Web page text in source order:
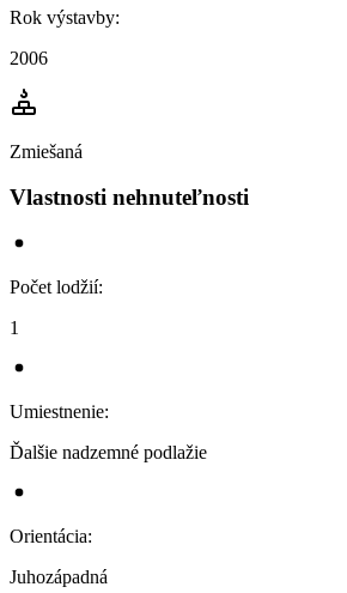
Rok výstavby:
2006
Zmiešaná
Vlastnosti nehnuteľnosti
Počet lodžií:
1
Umiestnenie:
Ďalšie nadzemné podlažie
Orientácia:
Juhozápadná